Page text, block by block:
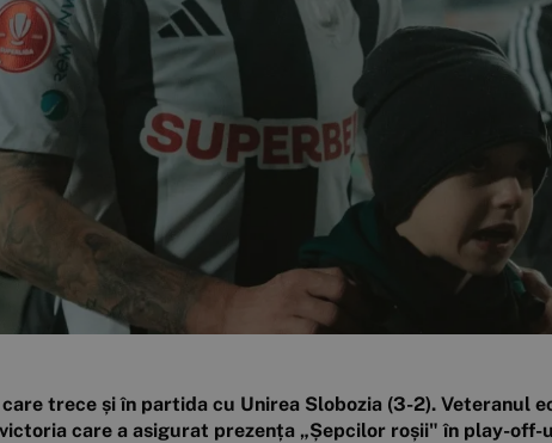
trece și în partida cu Unirea Slobozia (3-2). Veteranul
care a asigurat prezența „Șepcilor roșii" în play-